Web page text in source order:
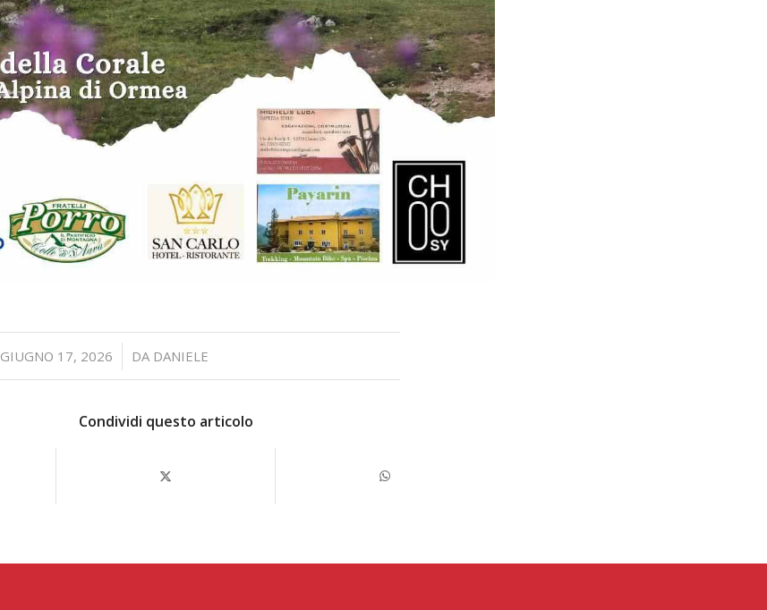
GIUGNO 17, 2026
/ DA DANIELE
Condividi questo articolo